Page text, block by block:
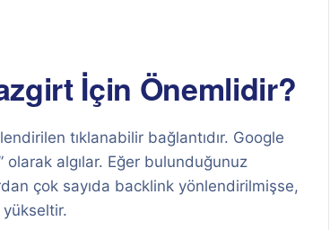
İçin Önemlidir?
tıklanabilir bağlantıdır. Google
olarak algılar. Eğer bulunduğunuz
çok sayıda backlink yönlendirilmişse,